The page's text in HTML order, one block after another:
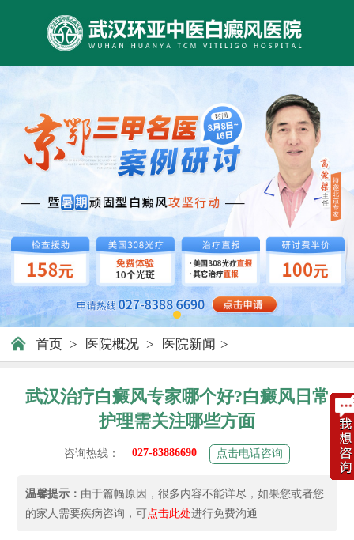
首页 > 医院概况 > 医院新闻 >
武汉治疗白癜风专家哪个好?白癜风日常
护理需关注哪些方面
咨询热线： 027-83886690 点击电话咨询
温馨提示： 由于篇幅原因，很多内容不能详尽，如果您或者您
的家人需要疾病咨询，可点击此处进行免费沟通